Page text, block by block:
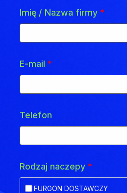
Imię / Nazwa firmy *
E-mail *
Telefon
Rodzaj naczepy *
FURGON DOSTAWCZY